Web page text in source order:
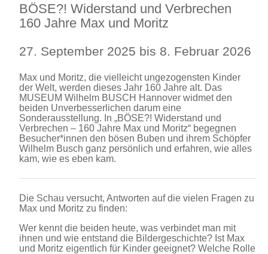
BÖSE?! Widerstand und Verbrechen
160 Jahre Max und Moritz
27. September 2025 bis 8. Februar 2026
Max und Moritz, die vielleicht ungezogensten Kinder
der Welt, werden dieses Jahr 160 Jahre alt. Das
MUSEUM Wilhelm BUSCH Hannover widmet den
beiden Unverbesserlichen darum eine
Sonderausstellung. In „BÖSE?! Widerstand und
Verbrechen – 160 Jahre Max und Moritz“ begegnen
Besucher*innen den bösen Buben und ihrem Schöpfer
Wilhelm Busch ganz persönlich und erfahren, wie alles
kam, wie es eben kam.
Die Schau versucht, Antworten auf die vielen Fragen zu
Max und Moritz zu finden:
Wer kennt die beiden heute, was verbindet man mit
ihnen und wie entstand die Bildergeschichte? Ist Max
und Moritz eigentlich für Kinder geeignet? Welche Rolle